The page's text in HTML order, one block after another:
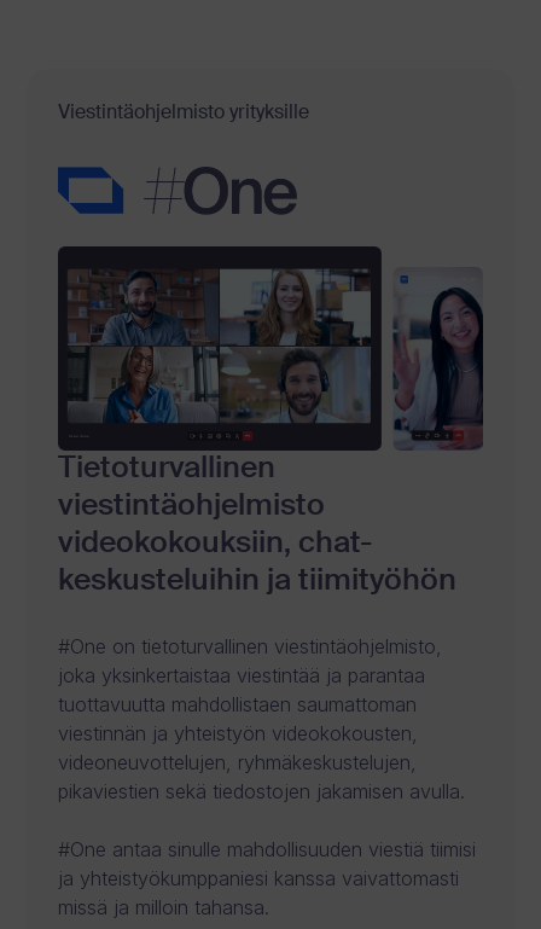
Viestintäohjelmisto yrityksille
Tietoturvallinen
viestintäohjelmisto
videokokouksiin, chat-
keskusteluihin ja tiimityöhön
#One on tietoturvallinen viestintäohjelmisto,
joka yksinkertaistaa viestintää ja parantaa
tuottavuutta mahdollistaen saumattoman
viestinnän ja yhteistyön videokokousten,
videoneuvottelujen, ryhmäkeskustelujen,
pikaviestien sekä tiedostojen jakamisen avulla.
#One antaa sinulle mahdollisuuden viestiä tiimisi
ja yhteistyökumppaniesi kanssa vaivattomasti
missä ja milloin tahansa.